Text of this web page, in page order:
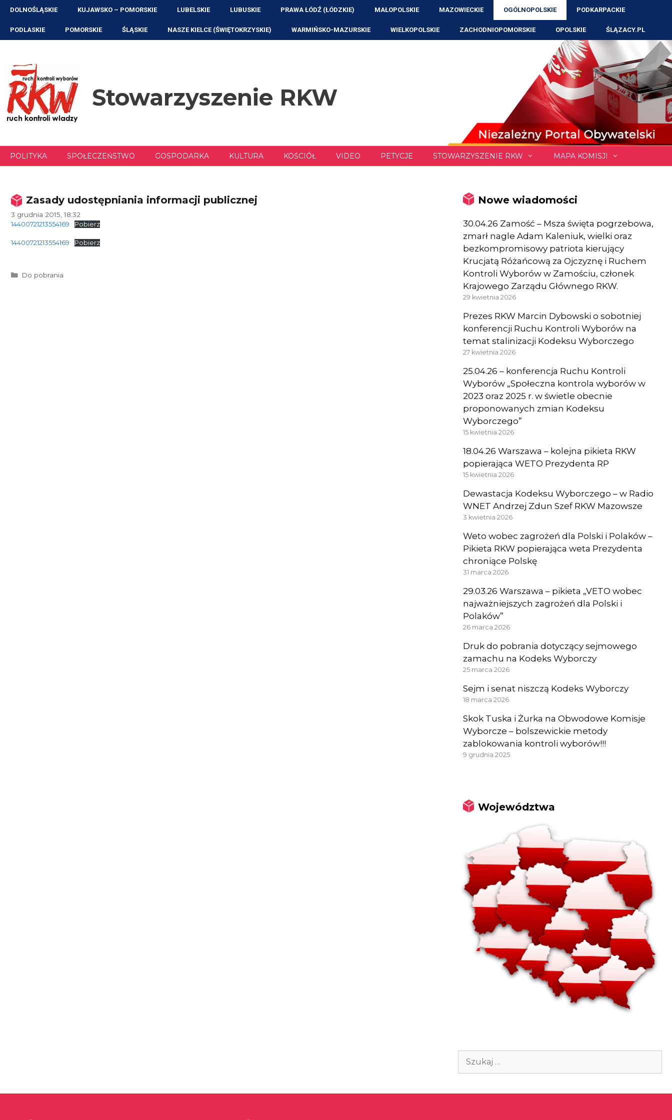
Przejdź
treści
DOLNOŚLĄSKIE KUJAWSKO – POMORSKIE LUBELSKIE LUBUSKIE PRAWA ŁÓDŹ (ŁÓDZKIE) MAŁOPOLSKIE MAZOWIECKIE OGÓLNOPOLSKIE PODKARPACKIE
PODLASKIE POMORSKIE ŚLĄSKIE NASZE KIELCE (ŚWIĘTOKRZYSKIE) WARMIŃSKO-MAZURSKIE WIELKOPOLSKIE ZACHODNIOPOMORSKIE OPOLSKIE ŚLĄZACY.PL
Stowarzyszenie RKW
POLITYKA SPOŁECZEŃSTWO GOSPODARKA KULTURA KOŚCIÓŁ VIDEO PETYCJE STOWARZYSZENIE RKW MAPA KOMISJI
Zasady udostępniania informacji publicznej
3 grudnia 2015, 18:32
14400721213554169 Pobierz
14400721213554169 Pobierz
Kategorie
Do pobrania
Nowe wiadomości
30.04.26 Zamość – Msza święta pogrzebowa,
zmarł nagle Adam Kaleniuk, wielki oraz
bezkompromisowy patriota kierujący
Krucjatą Różańcową za Ojczyznę i Ruchem
Kontroli Wyborów w Zamościu, członek
Krajowego Zarządu Głównego RKW.
29 kwietnia 2026
Prezes RKW Marcin Dybowski o sobotniej
konferencji Ruchu Kontroli Wyborów na
temat stalinizacji Kodeksu Wyborczego
27 kwietnia 2026
25.04.26 – konferencja Ruchu Kontroli
Wyborów „Społeczna kontrola wyborów w
2023 oraz 2025 r. w świetle obecnie
proponowanych zmian Kodeksu
Wyborczego”
15 kwietnia 2026
18.04.26 Warszawa – kolejna pikieta RKW
popierająca WETO Prezydenta RP
15 kwietnia 2026
Dewastacja Kodeksu Wyborczego – w Radio
WNET Andrzej Zdun Szef RKW Mazowsze
3 kwietnia 2026
Weto wobec zagrożeń dla Polski i Polaków –
Pikieta RKW popierająca weta Prezydenta
chroniące Polskę
31 marca 2026
29.03.26 Warszawa – pikieta „VETO wobec
najważniejszych zagrożeń dla Polski i
Polaków”
26 marca 2026
Druk do pobrania dotyczący sejmowego
zamachu na Kodeks Wyborczy
25 marca 2026
Sejm i senat niszczą Kodeks Wyborczy
18 marca 2026
Skok Tuska i Żurka na Obwodowe Komisje
Wyborcze – bolszewickie metody
zablokowania kontroli wyborów!!!
9 grudnia 2025
Województwa
Szukaj: